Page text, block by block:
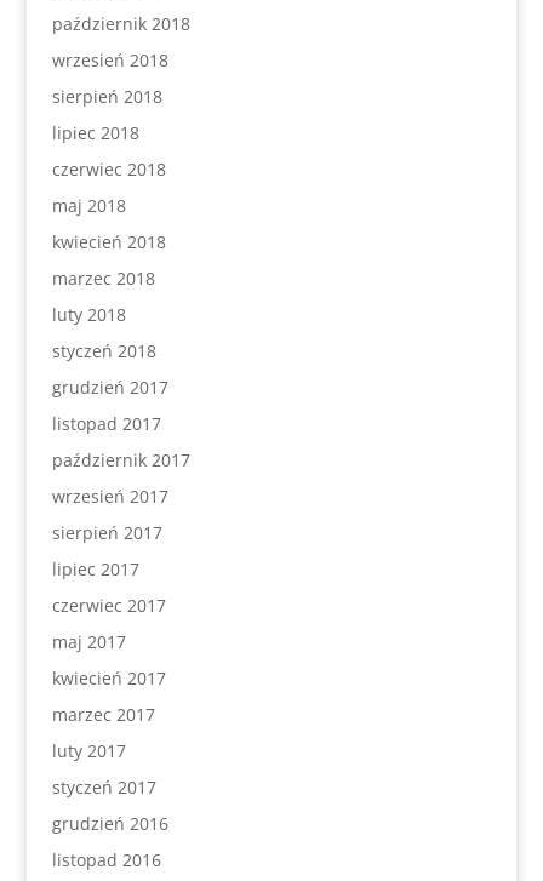
październik 2018
wrzesień 2018
sierpień 2018
lipiec 2018
czerwiec 2018
maj 2018
kwiecień 2018
marzec 2018
luty 2018
styczeń 2018
grudzień 2017
listopad 2017
październik 2017
wrzesień 2017
sierpień 2017
lipiec 2017
czerwiec 2017
maj 2017
kwiecień 2017
marzec 2017
luty 2017
styczeń 2017
grudzień 2016
listopad 2016